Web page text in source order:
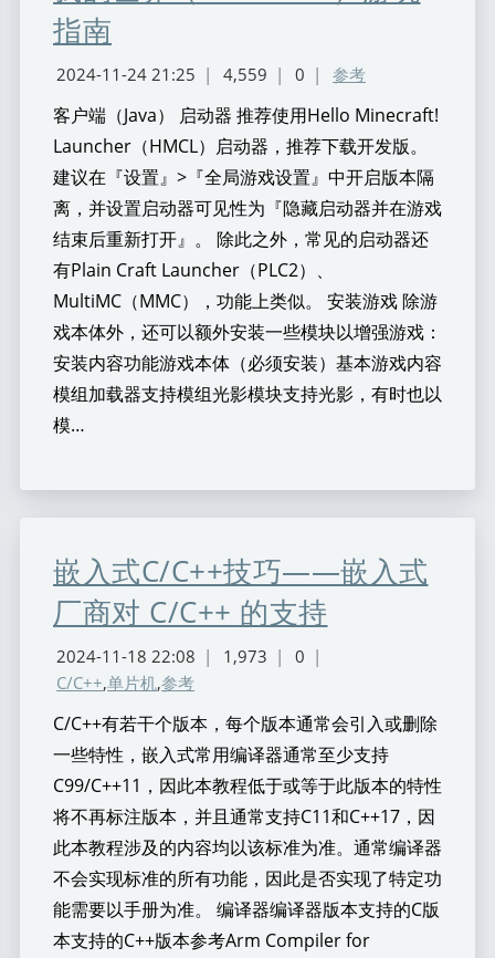
指南
2024-11-24 21:25 | 4,559 | 0 | 参考
客户端（Java） 启动器 推荐使用Hello Minecraft!
Launcher（HMCL）启动器，推荐下载开发版。
建议在『设置』>『全局游戏设置』中开启版本隔
离，并设置启动器可见性为『隐藏启动器并在游戏
结束后重新打开』。 除此之外，常见的启动器还
有Plain Craft Launcher（PLC2）、
MultiMC（MMC），功能上类似。 安装游戏 除游
戏本体外，还可以额外安装一些模块以增强游戏：
安装内容功能游戏本体（必须安装）基本游戏内容
模组加载器支持模组光影模块支持光影，有时也以
模…
嵌入式C/C++技巧——嵌入式
厂商对 C/C++ 的支持
2024-11-18 22:08 | 1,973 | 0 |
C/C++,单片机,参考
C/C++有若干个版本，每个版本通常会引入或删除
一些特性，嵌入式常用编译器通常至少支持
C99/C++11，因此本教程低于或等于此版本的特性
将不再标注版本，并且通常支持C11和C++17，因
此本教程涉及的内容均以该标准为准。通常编译器
不会实现标准的所有功能，因此是否实现了特定功
能需要以手册为准。 编译器编译器版本支持的C版
本支持的C++版本参考Arm Compiler for